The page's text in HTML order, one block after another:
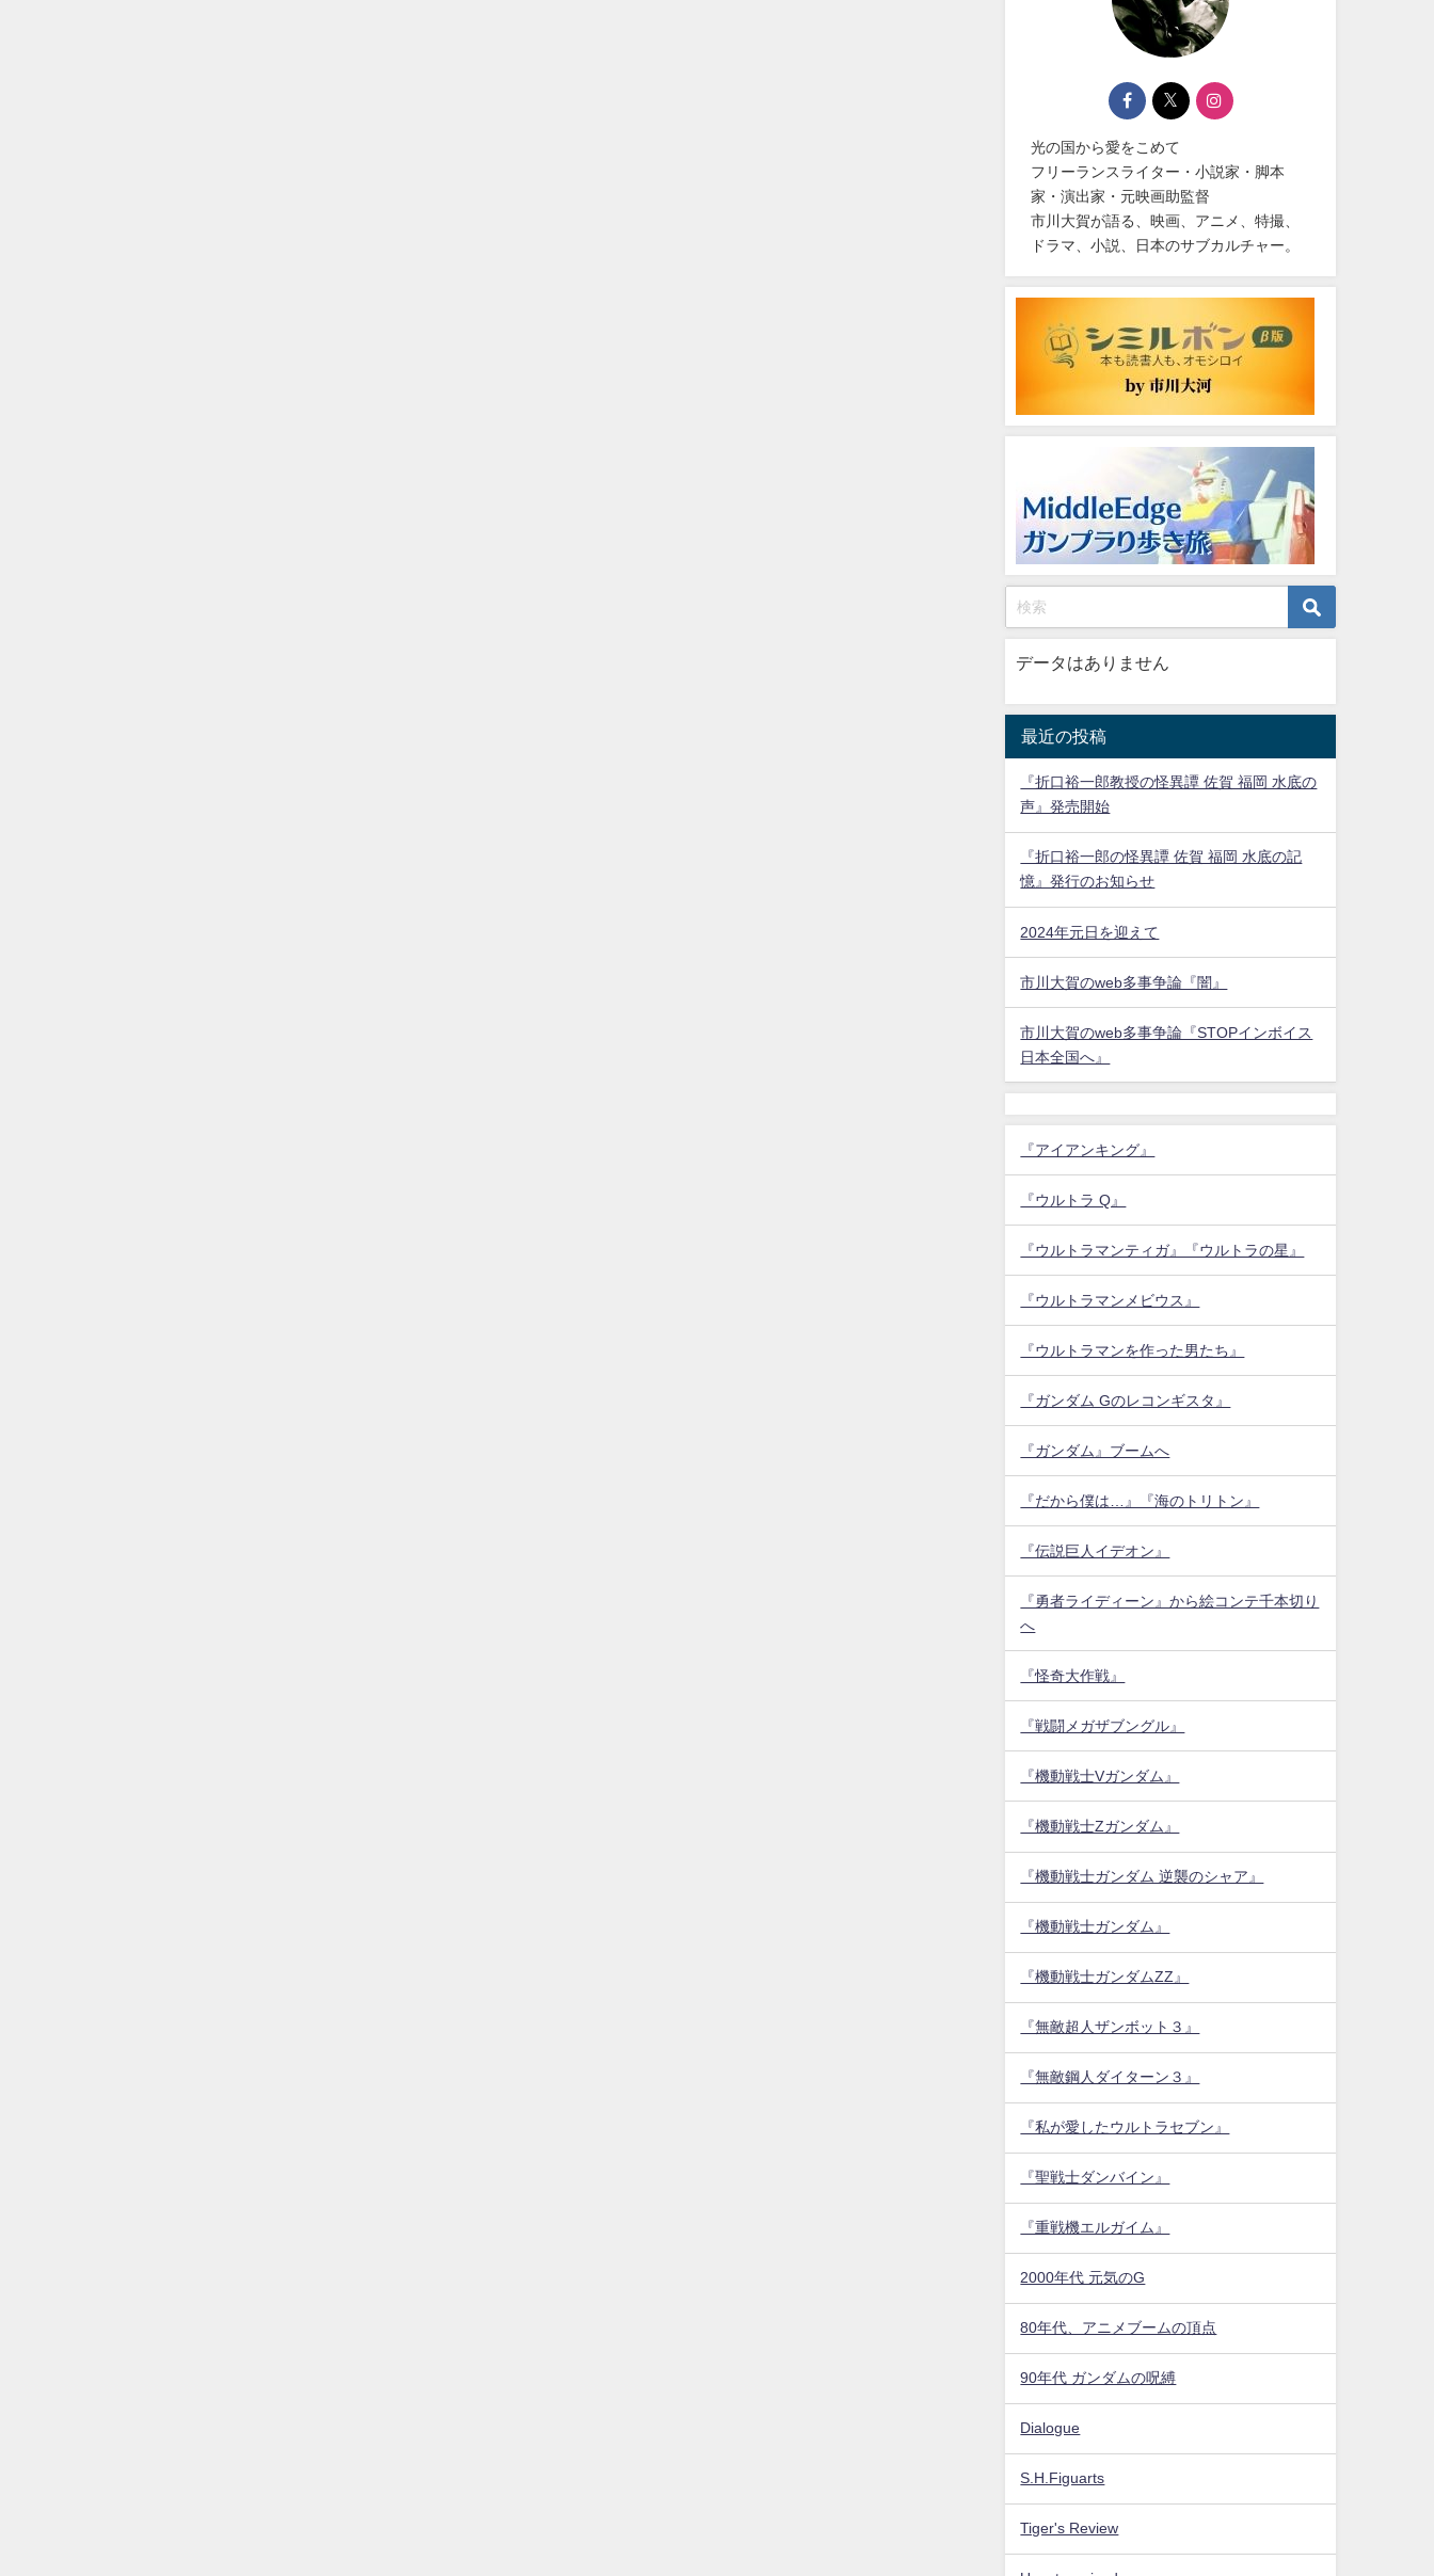
光の国から愛をこめて
フリーランスライター・小説家・脚本
家・演出家・元映画助監督
市川大賀が語る、映画、アニメ、特撮、
ドラマ、小説、日本のサブカルチャー。
データはありません
最近の投稿
『折口裕一郎教授の怪異譚 佐賀 福岡 水底の
声』発売開始
『折口裕一郎の怪異譚 佐賀 福岡 水底の記
憶』発行のお知らせ
2024年元日を迎えて
市川大賀のweb多事争論『闇』
市川大賀のweb多事争論『STOPインボイス
日本全国へ』
『アイアンキング』
『ウルトラ Q』
『ウルトラマンティガ』『ウルトラの星』
『ウルトラマンメビウス』
『ウルトラマンを作った男たち』
『ガンダム Gのレコンギスタ』
『ガンダム』ブームへ
『だから僕は…』『海のトリトン』
『伝説巨人イデオン』
『勇者ライディーン』から絵コンテ千本切り
へ
『怪奇大作戦』
『戦闘メガザブングル』
『機動戦士Vガンダム』
『機動戦士Zガンダム』
『機動戦士ガンダム 逆襲のシャア』
『機動戦士ガンダム』
『機動戦士ガンダムZZ』
『無敵超人ザンボット３』
『無敵鋼人ダイターン３』
『私が愛したウルトラセブン』
『聖戦士ダンバイン』
『重戦機エルガイム』
2000年代 元気のG
80年代、アニメブームの頂点
90年代 ガンダムの呪縛
Dialogue
S.H.Figuarts
Tiger's Review